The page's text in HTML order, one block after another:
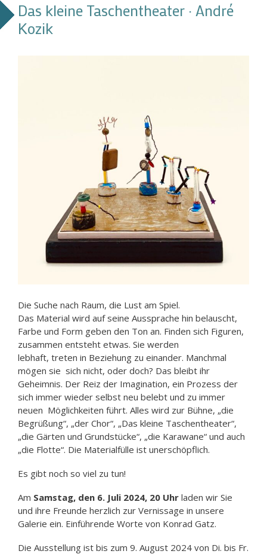
Das kleine Taschentheater · André
Kozik
Die Suche nach Raum, die Lust am Spiel.
Das Material wird auf seine Aussprache hin belauscht,
Farbe und Form geben den Ton an. Finden sich Figuren,
zusammen entsteht etwas. Sie werden
lebhaft, treten in Beziehung zu einander. Manchmal
mögen sie sich nicht, oder doch? Das bleibt ihr
Geheimnis. Der Reiz der Imagination, ein Prozess der
sich immer wieder selbst neu belebt und zu immer
neuen Möglichkeiten führt. Alles wird zur Bühne, „die
Begrüßung“, „der Chor“, „Das kleine Taschentheater“,
„die Gärten und Grundstücke“, „die Karawane“ und auch
„die Flotte“. Die Materialfülle ist unerschöpflich.
Es gibt noch so viel zu tun!
Am Samstag, den 6. Juli 2024, 20 Uhr laden wir Sie
und ihre Freunde herzlich zur Vernissage in unsere
Galerie ein. Einführende Worte von Konrad Gatz.
Die Ausstellung ist bis zum 9. August 2024 von Di. bis Fr.